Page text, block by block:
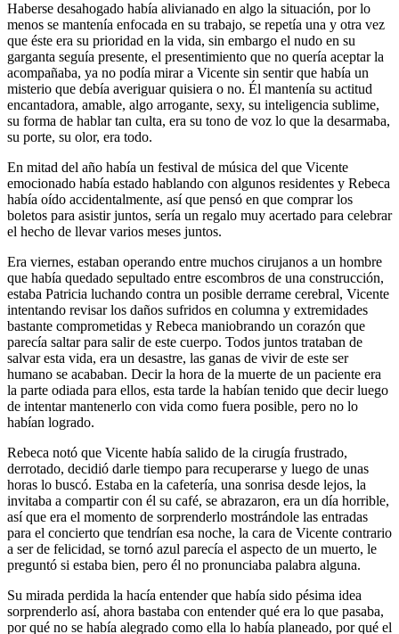
Haberse desahogado había alivianado en algo la situación, por lo
menos se mantenía enfocada en su trabajo, se repetía una y otra vez
que éste era su prioridad en la vida, sin embargo el nudo en su
garganta seguía presente, el presentimiento que no quería aceptar la
acompañaba, ya no podía mirar a Vicente sin sentir que había un
misterio que debía averiguar quisiera o no. Él mantenía su actitud
encantadora, amable, algo arrogante, sexy, su inteligencia sublime,
su forma de hablar tan culta, era su tono de voz lo que la desarmaba,
su porte, su olor, era todo.
En mitad del año había un festival de música del que Vicente
emocionado había estado hablando con algunos residentes y Rebeca
había oído accidentalmente, así que pensó en que comprar los
boletos para asistir juntos, sería un regalo muy acertado para celebrar
el hecho de llevar varios meses juntos.
Era viernes, estaban operando entre muchos cirujanos a un hombre
que había quedado sepultado entre escombros de una construcción,
estaba Patricia luchando contra un posible derrame cerebral, Vicente
intentando revisar los daños sufridos en columna y extremidades
bastante comprometidas y Rebeca maniobrando un corazón que
parecía saltar para salir de este cuerpo. Todos juntos trataban de
salvar esta vida, era un desastre, las ganas de vivir de este ser
humano se acababan. Decir la hora de la muerte de un paciente era
la parte odiada para ellos, esta tarde la habían tenido que decir luego
de intentar mantenerlo con vida como fuera posible, pero no lo
habían logrado.
Rebeca notó que Vicente había salido de la cirugía frustrado,
derrotado, decidió darle tiempo para recuperarse y luego de unas
horas lo buscó. Estaba en la cafetería, una sonrisa desde lejos, la
invitaba a compartir con él su café, se abrazaron, era un día horrible,
así que era el momento de sorprenderlo mostrándole las entradas
para el concierto que tendrían esa noche, la cara de Vicente contrario
a ser de felicidad, se tornó azul parecía el aspecto de un muerto, le
preguntó si estaba bien, pero él no pronunciaba palabra alguna.
Su mirada perdida la hacía entender que había sido pésima idea
sorprenderlo así, ahora bastaba con entender qué era lo que pasaba,
por qué no se había alegrado como ella lo había planeado, por qué el